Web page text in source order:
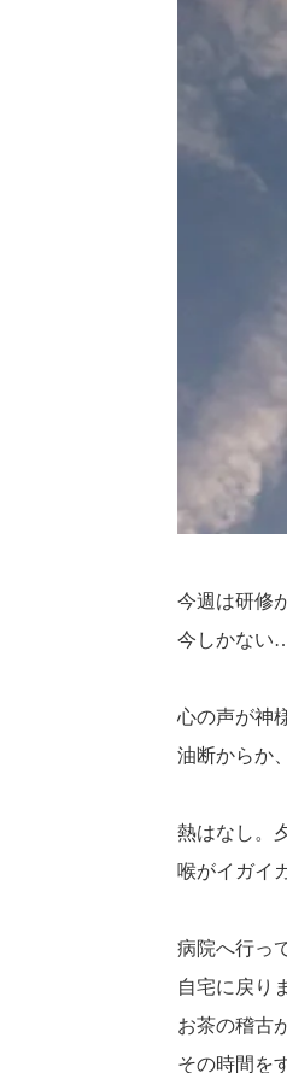
今週は研修
今しかない
心の声が神
油断からか
熱はなし。
喉がイガイ
病院へ行っ
自宅に戻り
お茶の稽古
その時間を